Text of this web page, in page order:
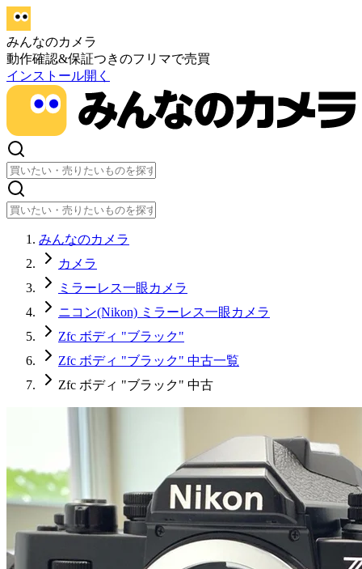
みんなのカメラ
動作確認&保証つきのフリマで売買
インストール開く
みんなのカメラ
カメラ
ミラーレス一眼カメラ
ニコン(Nikon) ミラーレス一眼カメラ
Zfc ボディ "ブラック"
Zfc ボディ "ブラック" 中古一覧
Zfc ボディ "ブラック" 中古